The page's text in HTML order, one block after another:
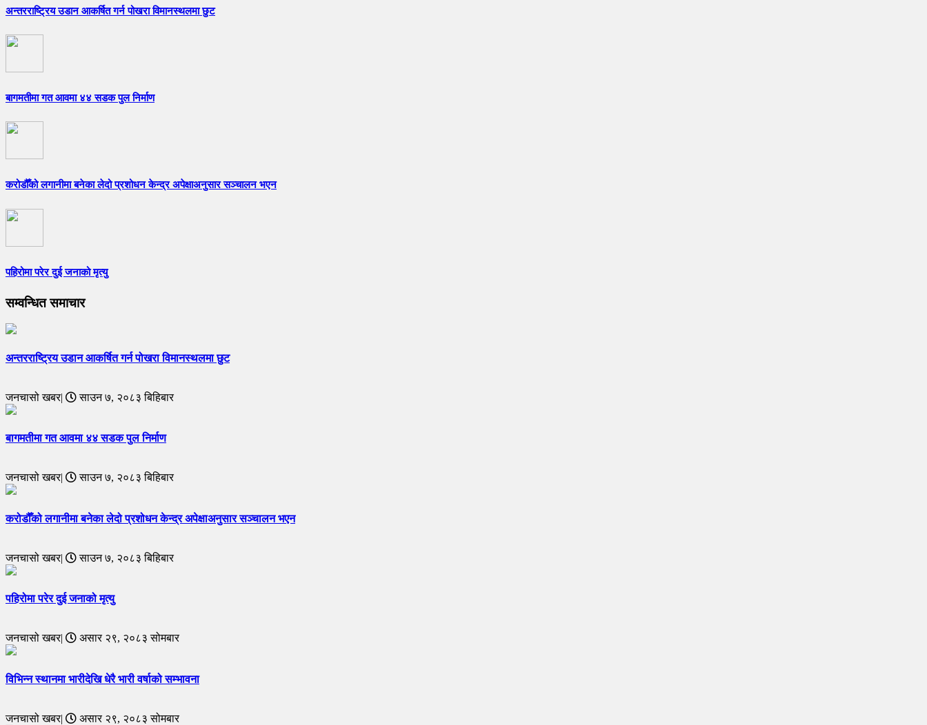
अन्तरराष्ट्रिय उडान आकर्षित गर्न पोखरा विमानस्थलमा छुट
बागमतीमा गत आवमा ४४ सडक पुल निर्माण
करोडौँको लगानीमा बनेका लेदो प्रशोधन केन्द्र अपेक्षाअनुसार सञ्चालन भएन
पहिरोमा परेर दुई जनाको मृत्यु
सम्वन्धित समाचार
अन्तरराष्ट्रिय उडान आकर्षित गर्न पोखरा विमानस्थलमा छुट
जनचासो खबर| साउन ७, २०८३ बिहिबार
बागमतीमा गत आवमा ४४ सडक पुल निर्माण
जनचासो खबर| साउन ७, २०८३ बिहिबार
करोडौँको लगानीमा बनेका लेदो प्रशोधन केन्द्र अपेक्षाअनुसार सञ्चालन भएन
जनचासो खबर| साउन ७, २०८३ बिहिबार
पहिरोमा परेर दुई जनाको मृत्यु
जनचासो खबर| असार २९, २०८३ सोमबार
विभिन्न स्थानमा भारीदेखि धेरै भारी वर्षाको सम्भावना
जनचासो खबर| असार २९, २०८३ सोमबार